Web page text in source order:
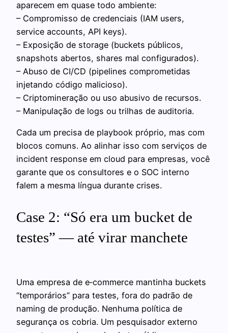
aparecem em quase todo ambiente:
– Compromisso de credenciais (IAM users,
service accounts, API keys).
– Exposição de storage (buckets públicos,
snapshots abertos, shares mal configurados).
– Abuso de CI/CD (pipelines comprometidas
injetando código malicioso).
– Criptomineração ou uso abusivo de recursos.
– Manipulação de logs ou trilhas de auditoria.
Cada um precisa de playbook próprio, mas com
blocos comuns. Ao alinhar isso com serviços de
incident response em cloud para empresas, você
garante que os consultores e o SOC interno
falem a mesma língua durante crises.
Case 2: “Só era um bucket de
testes” — até virar manchete
Uma empresa de e‑commerce mantinha buckets
“temporários” para testes, fora do padrão de
naming de produção. Nenhuma política de
segurança os cobria. Um pesquisador externo